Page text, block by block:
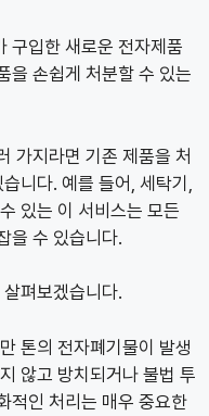
구입한 새로운 전자제품
을 손쉽게 처분할 수 있는
가지라면 기존 제품을 처
니다. 예를 들어, 세탁기,
있는 이 서비스는 모든
을 수 있습니다.
펴보겠습니다.
톤의 전자폐기물이 발생
않고 방치되거나 불법 투
적인 처리는 매우 중요한